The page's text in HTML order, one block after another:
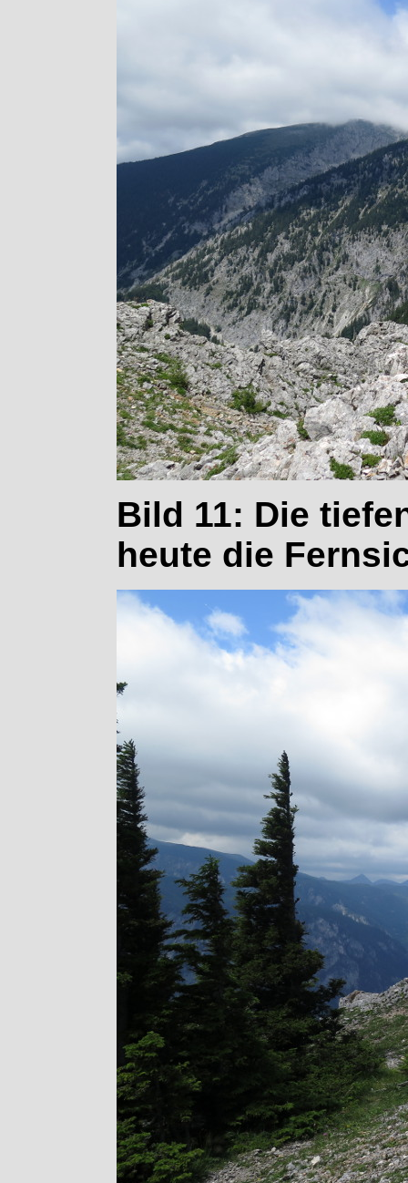
Bild 11: Die
heute die